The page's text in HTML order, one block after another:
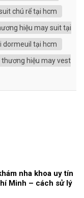
chú rể tại hcm
hiệu may suit tại
dormeuil tại hcm
thương hiệu may vest
nha khoa uy tín
Minh – cách sử lý